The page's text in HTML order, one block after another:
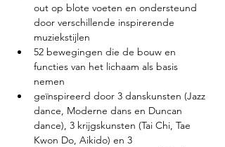
out op blote voeten en ondersteund
door verschillende inspirerende
muziekstijlen
52 bewegingen die de bouw en
functies van het lichaam als basis
nemen
geïnspireerd door 3 danskunsten (Jazz
dance, Moderne dans en Duncan
dance), 3 krijgskunsten (Tai Chi, Tae
Kwon Do, Aikido) en 3